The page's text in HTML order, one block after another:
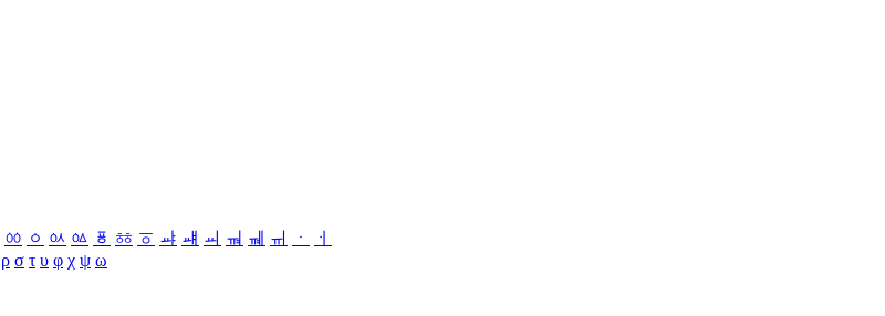
ㆀ ㆁ ㆂ ㆃ ㆄ ㆅ ㆆ ㆇ ㆈ ㆉ ㆊ ㆋ ㆌ ㆍ
ㆎ
ρ σ τ υ φ χ ψ ω